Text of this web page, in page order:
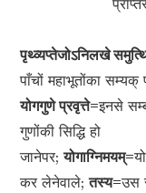
पृथ्व्यप्तेजोऽनिलखे
पाँचों महाभूतोंका
योगगुणे प्रवृत्ते=इनसे
गुणोंकी सिद्धि हो
जानेपर;योगाग्निमयम्=
कर लेनेवाले;तस्य=उस